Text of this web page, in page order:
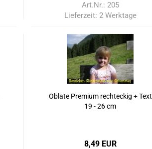
Art.Nr.: 205
Lieferzeit: 2 Werktage
Oblate Premium rechteckig + Text
19 - 26 cm
8,49 EUR